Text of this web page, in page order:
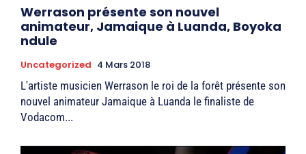
Werrason présente son nouvel
animateur, Jamaique à Luanda, Boyoka
ndule
Uncategorized 4 Mars 2018
L'artiste musicien Werrason le roi de la forêt présente son
nouvel animateur Jamaique à Luanda le finaliste de
Vodacom...